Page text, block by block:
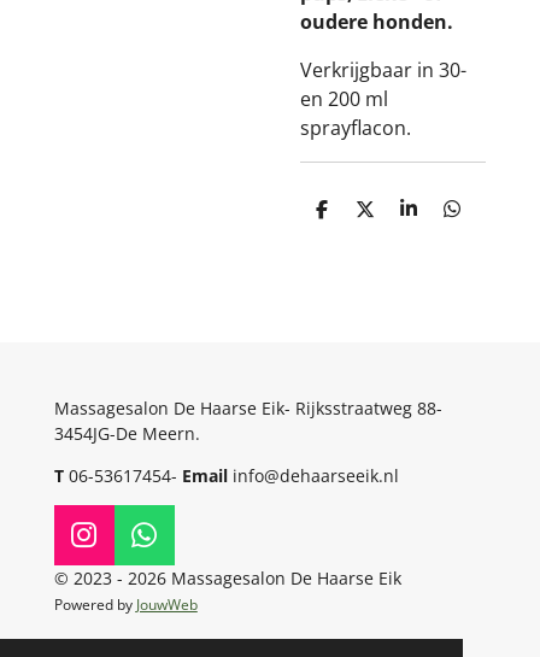
oudere honden.
Verkrijgbaar in 30-
en 200 ml
sprayflacon.
D
D
S
D
Massagesalon De Haarse Eik- Rijksstraatweg 88-
3454JG-De Meern.
T06-53617454- Emailinfo@dehaarseeik.nl
I
n
s
t
W
h
a
t
© 2023 - 2026 Massagesalon De Haarse Eik
Powered by JouwWeb